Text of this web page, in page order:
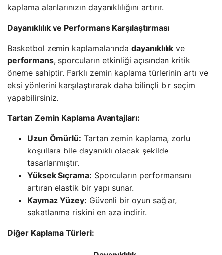
kaplama alanlarınızın dayanıklılığını artırır.
Dayanıklılık ve Performans Karşılaştırması
Basketbol zemin kaplamalarında dayanıklılık ve
performans, sporcuların etkinliği açısından kritik
öneme sahiptir. Farklı zemin kaplama türlerinin artı ve
eksi yönlerini karşılaştırarak daha bilinçli bir seçim
yapabilirsiniz.
Tartan Zemin Kaplama Avantajları:
Uzun Ömürlü: Tartan zemin kaplama, zorlu
koşullara bile dayanıklı olacak şekilde
tasarlanmıştır.
Yüksek Sıçrama: Sporcuların performansını
artıran elastik bir yapı sunar.
Kaymaz Yüzey: Güvenli bir oyun sağlar,
sakatlanma riskini en aza indirir.
Diğer Kaplama Türleri: